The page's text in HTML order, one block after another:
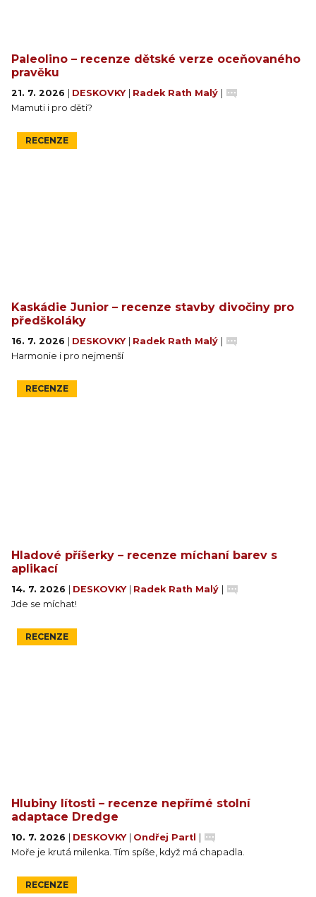
Paleolino – recenze dětské verze oceňovaného
pravěku
21. 7. 2026 | DESKOVKY | Radek Rath Malý |
Mamuti i pro děti?
RECENZE
Kaskádie Junior – recenze stavby divočiny pro
předškoláky
16. 7. 2026 | DESKOVKY | Radek Rath Malý |
Harmonie i pro nejmenší
RECENZE
Hladové příšerky – recenze míchaní barev s
aplikací
14. 7. 2026 | DESKOVKY | Radek Rath Malý |
Jde se míchat!
RECENZE
Hlubiny lítosti – recenze nepřímé stolní
adaptace Dredge
10. 7. 2026 | DESKOVKY | Ondřej Partl |
Moře je krutá milenka. Tím spíše, když má chapadla.
RECENZE